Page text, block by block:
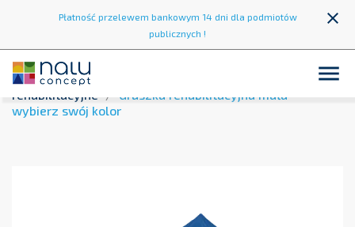
Płatność przelewem bankowym 14 dni dla podmiotów
publicznych !
close

Strona główna
rehabilitacyjne
Gruszka rehabilitacyjna mała -
wybierz swój kolor